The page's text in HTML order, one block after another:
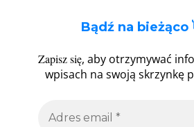
Bądź na bieżąco
Zapisz się, aby otrzymywać
wpisach na swoją skrzynkę